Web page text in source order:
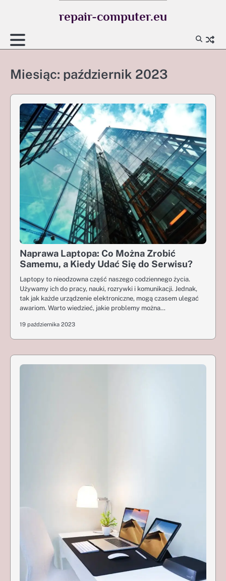
repair-computer.eu
Miesiąc: październik 2023
Naprawa Laptopa: Co Można Zrobić
Samemu, a Kiedy Udać Się do Serwisu?
Laptopy to nieodzowna część naszego codziennego życia.
Używamy ich do pracy, nauki, rozrywki i komunikacji. Jednak,
tak jak każde urządzenie elektroniczne, mogą czasem ulegać
awariom. Warto wiedzieć, jakie problemy można…
19 października 2023